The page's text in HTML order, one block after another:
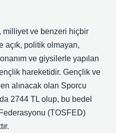
milliyet ve benzeri hiçbir
açık, politik olmayan,
ve giysilerle yapılan
hareketidir. Gençlik ve
alınacak olan Sporcu
2744 TL olup, bu bedel
(TOSFED)